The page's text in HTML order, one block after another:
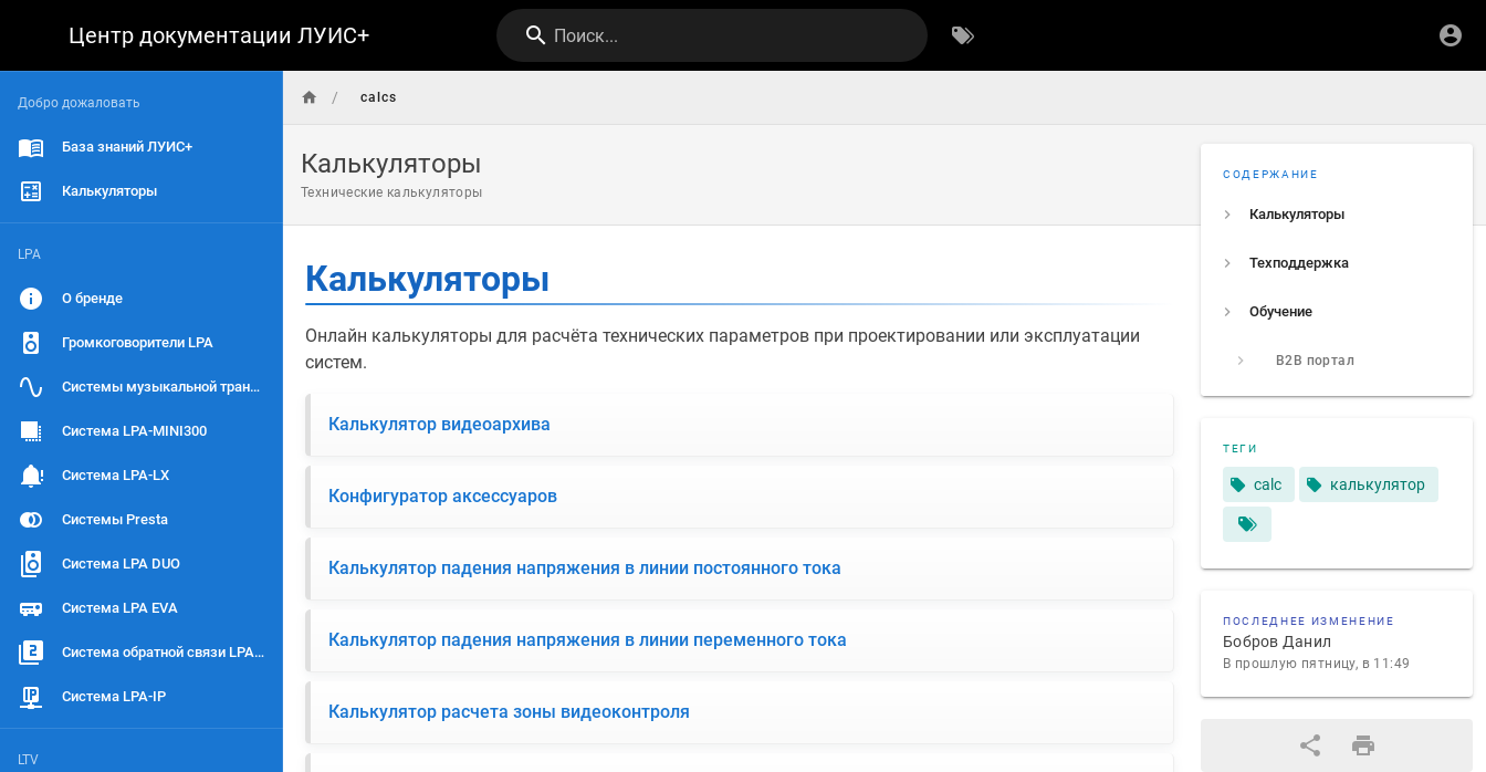
Центр документации ЛУИС+ Поиск...
Добро дожаловать
База знаний ЛУИС+
Калькуляторы
LPA
О бренде
Громкоговорители LPA
Системы музыкальной трансляции
Система LPA-MINI300
Система LPA-LX
Системы Presta
Система LPA DUO
Система LPA EVA
Система обратной связи LPA-Duplex
Система LPA-IP
LTV
/ calcs
Калькуляторы
Технические калькуляторы
СОДЕРЖАНИЕ
Калькуляторы
Техподдержка
Обучение
B2B портал
ТЕГИ
calc калькулятор
ПОСЛЕДНЕЕ ИЗМЕНЕНИЕ
Бобров Данил
В прошлую пятницу, в 11:49
Калькуляторы
Онлайн калькуляторы для расчёта технических параметров при проектировании или эксплуатации
систем.
Калькулятор видеоархива
Конфигуратор аксессуаров
Калькулятор падения напряжения в линии постоянного тока
Калькулятор падения напряжения в линии переменного тока
Калькулятор расчета зоны видеоконтроля